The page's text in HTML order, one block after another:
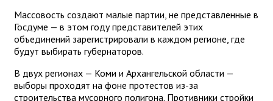
Массовость создают малые партии, не представленные в
Госдуме — в этом году представителей этих
объединений зарегистрировали в каждом регионе, где
будут выбирать губернаторов.
В двух регионах — Коми и Архангельской области —
выборы проходят на фоне протестов из-за
строительства мусорного полигона. Противники стройки